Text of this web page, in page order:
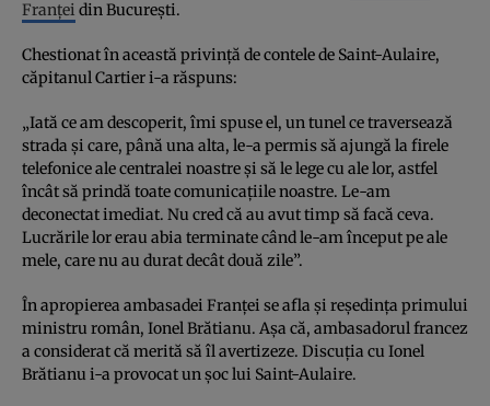
Franței din București.
Chestionat în această privință de contele de Saint-Aulaire,
căpitanul Cartier i-a răspuns:
„Iată ce am descoperit, îmi spuse el, un tunel ce traversează
strada şi care, până una alta, le-a permis să ajungă la firele
telefonice ale centralei noastre şi să le lege cu ale lor, astfel
încât să prindă toate comunicațiile noastre. Le-am
deconectat imediat. Nu cred că au avut timp să facă ceva.
Lucrările lor erau abia terminate când le-am început pe ale
mele, care nu au durat decât două zile”.
În apropierea ambasadei Franței se afla și reședința primului
ministru român, Ionel Brătianu. Așa că, ambasadorul francez
a considerat că merită să îl avertizeze. Discuția cu Ionel
Brătianu i-a provocat un șoc lui Saint-Aulaire.